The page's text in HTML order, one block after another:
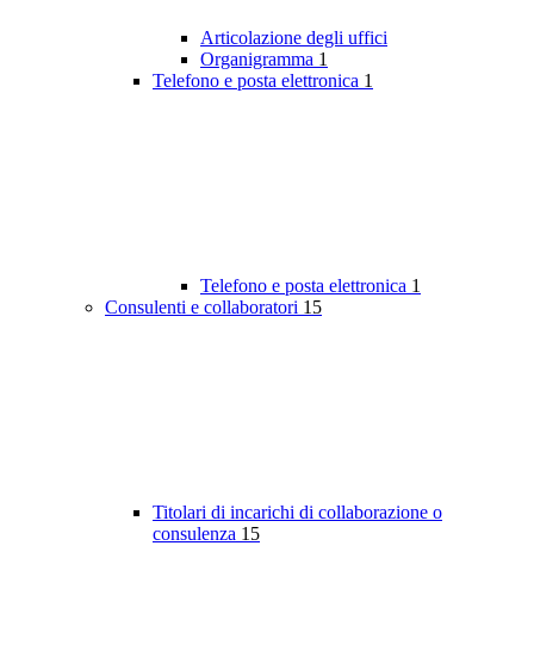
Articolazione degli uffici
Organigramma 1
Telefono e posta elettronica 1
Telefono e posta elettronica 1
Consulenti e collaboratori 15
Titolari di incarichi di collaborazione o
consulenza 15